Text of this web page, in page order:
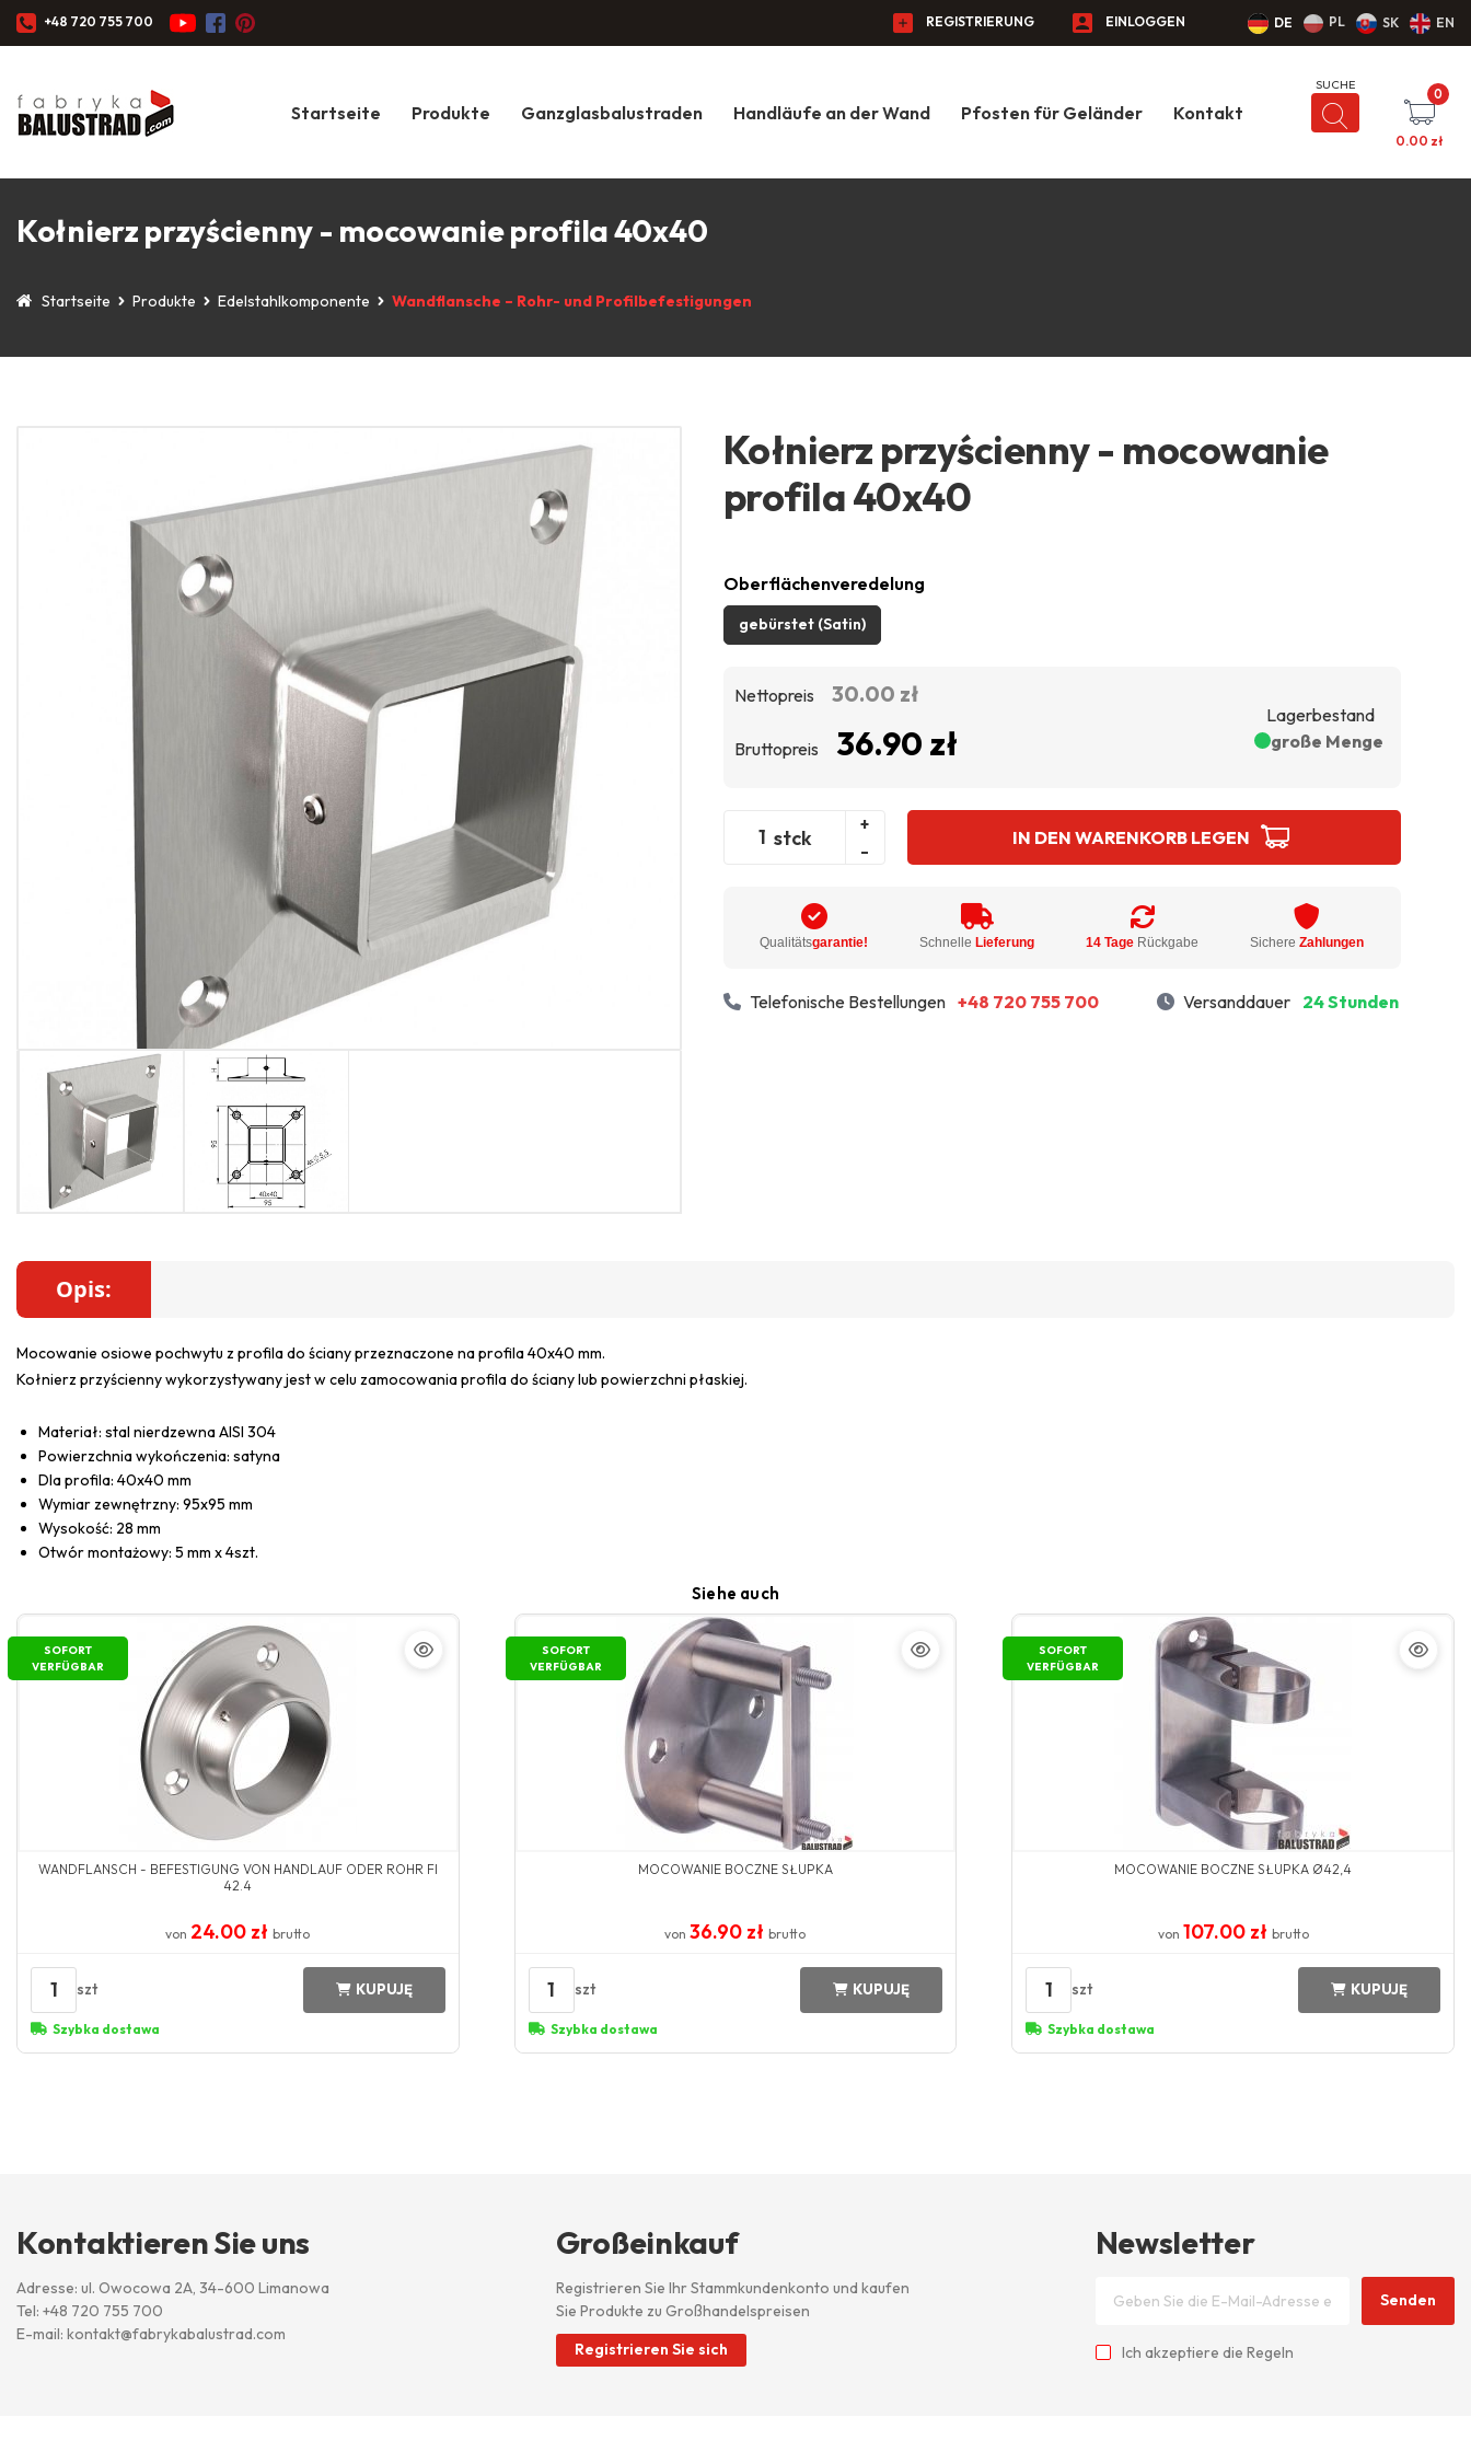
+48 720 755 700 REGISTRIERUNG EINLOGGEN DE PL SK EN
Startseite Produkte Ganzglasbalustraden Handläufe an der Wand Pfosten für Geländer Kontakt
0
0.00 zł
Kołnierz przyścienny - mocowanie profila 40x40
Startseite Produkte Edelstahlkomponente Wandflansche – Rohr- und Profilbefestigungen
Kołnierz przyścienny - mocowanie
profila 40x40
Oberflächenveredelung
gebürstet (Satin)
Nettopreis 30.00 zł
Bruttopreis 36.90 zł
Lagerbestand
große Menge
stck
+
-
IN DEN WARENKORB LEGEN
Qualitätsgarantie! Schnelle Lieferung 14 Tage Rückgabe SichereZahlungen
Telefonische Bestellungen +48 720 755 700 Versanddauer 24 Stunden
Opis:
Mocowanie osiowe pochwytu z profila do ściany przeznaczone na profila 40x40 mm.
Kołnierz przyścienny wykorzystywany jest w celu zamocowania profila do ściany lub powierzchni płaskiej.
Materiał: stal nierdzewna AISI 304
Powierzchnia wykończenia: satyna
Dla profila: 40x40 mm
Wymiar zewnętrzny: 95x95 mm
Wysokość: 28 mm
Otwór montażowy: 5 mm x 4szt.
Siehe auch
SOFORT
VERFÜGBAR
WANDFLANSCH - BEFESTIGUNG VON HANDLAUF ODER ROHR FI
42.4
von 24.00 złbrutto
1 szt KUPUJĘ
Szybka dostawa
SOFORT
VERFÜGBAR
MOCOWANIE BOCZNE SŁUPKA
von36.90 złbrutto
1 szt KUPUJĘ
Szybka dostawa
SOFORT
VERFÜGBAR
MOCOWANIE BOCZNE SŁUPKA Ø42,4
von 107.00 zł brutto
1 szt KUPUJĘ
Szybka dostawa
Kontaktieren Sie uns
Adresse: ul. Owocowa 2A, 34-600 Limanowa
Tel: +48 720 755 700
E-mail: kontakt@fabrykabalustrad.com
Großeinkauf
Registrieren Sie Ihr Stammkundenkonto und kaufen
Sie Produkte zu Großhandelspreisen
Registrieren Sie sich
Newsletter
Senden
Ich akzeptiere die Regeln